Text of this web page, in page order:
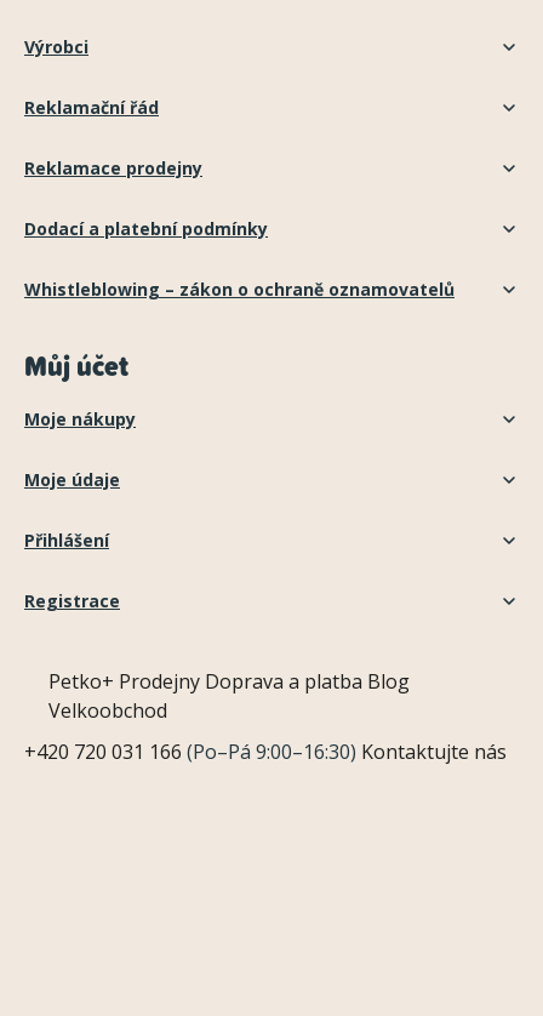
Výrobci
Reklamační řád
Reklamace prodejny
Dodací a platební podmínky
Whistleblowing – zákon o ochraně oznamovatelů
Můj účet
Moje nákupy
Moje údaje
Přihlášení
Registrace
Petko+ Prodejny Doprava a platba Blog
Velkoobchod
+420 720 031 166 (Po–Pá 9:00–16:30) Kontaktujte nás